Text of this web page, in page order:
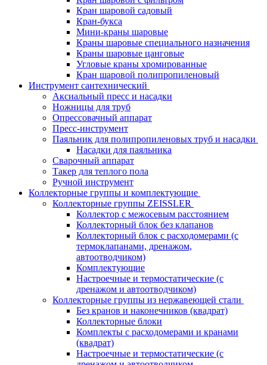
Кран шаровой садовый
Кран-букса
Мини-краны шаровые
Краны шаровые специального назначения
Краны шаровые цанговые
Угловые краны хромированные
Кран шаровой полипропиленовый
Инструмент сантехнический
Аксиальный пресс и насадки
Ножницы для труб
Опрессовачный аппарат
Пресс-инструмент
Паяльник для полипропиленовых труб и насадки
Насадки для паяльника
Сварочный аппарат
Такер для теплого пола
Ручной инструмент
Коллекторные группы и комплектующие
Коллекторные группы ZEISSLER
Коллектор с межосевым расстоянием
Коллекторный блок без клапанов
Коллекторный блок с расходомерами (с
термоклапанами, дренажом,
автоотводчиком)
Комплектующие
Настроечные и термостатические (с
дренажом и автоотводчиком)
Коллекторные группы из нержавеющей стали
Без кранов и наконечников (квадрат)
Коллекторные блоки
Комплекты с расходомерами и кранами
(квадрат)
Настроечные и термостатические (с